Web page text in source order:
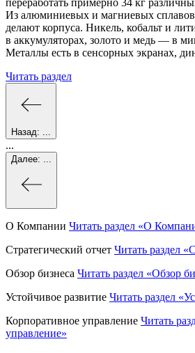
Из алюминиевых и магниевых
делают корпуса. Никель, кобальт и
в аккумуляторах, золото и медь — в
Металлы есть в сенсорных экранах,
Читать раздел
Назад:
...
Далее:
О Компании Читать раздел «О
Стратегический отчет Читать раздел
Обзор бизнеса Читать раздел «Обзор
Устойчивое развитие Читать раздел
Корпоративное управление Читать
управление»